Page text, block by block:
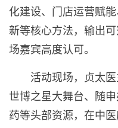
化建设、门店运营赋
新等核心方法，输出
场嘉宾高度认可。
活动现场，贞太
世博之星大舞台、随
药等头部资源，在中